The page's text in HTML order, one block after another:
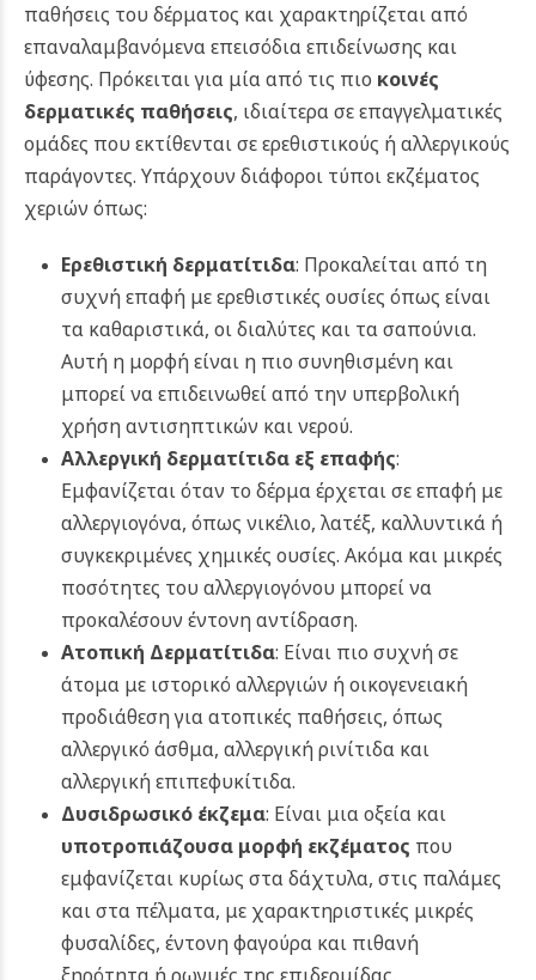
παθήσεις του δέρματος και χαρακτηρίζεται από
επαναλαμβανόμενα επεισόδια επιδείνωσης και
ύφεσης. Πρόκειται για μία από τις πιο κοινές
δερματικές παθήσεις, ιδιαίτερα σε επαγγελματικές
ομάδες που εκτίθενται σε ερεθιστικούς ή αλλεργικούς
παράγοντες. Υπάρχουν διάφοροι τύποι εκζέματος
χεριών όπως:
Ερεθιστική δερματίτιδα: Προκαλείται από τη
συχνή επαφή με ερεθιστικές ουσίες όπως είναι
τα καθαριστικά, οι διαλύτες και τα σαπούνια.
Αυτή η μορφή είναι η πιο συνηθισμένη και
μπορεί να επιδεινωθεί από την υπερβολική
χρήση αντισηπτικών και νερού.
Αλλεργική δερματίτιδα εξ επαφής:
Εμφανίζεται όταν το δέρμα έρχεται σε επαφή με
αλλεργιογόνα, όπως νικέλιο, λατέξ, καλλυντικά ή
συγκεκριμένες χημικές ουσίες. Ακόμα και μικρές
ποσότητες του αλλεργιογόνου μπορεί να
προκαλέσουν έντονη αντίδραση.
Ατοπική Δερματίτιδα: Είναι πιο συχνή σε
άτομα με ιστορικό αλλεργιών ή οικογενειακή
προδιάθεση για ατοπικές παθήσεις, όπως
αλλεργικό άσθμα, αλλεργική ρινίτιδα και
αλλεργική επιπεφυκίτιδα.
Δυσιδρωσικό έκζεμα: Είναι μια οξεία και
υποτροπιάζουσα μορφή εκζέματος που
εμφανίζεται κυρίως στα δάχτυλα, στις παλάμες
και στα πέλματα, με χαρακτηριστικές μικρές
φυσαλίδες, έντονη φαγούρα και πιθανή